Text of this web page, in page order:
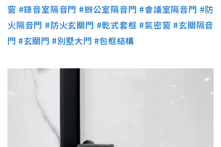
窗 #錄音室隔音門 #辦公室隔音門 #會議室隔音門 #防
火隔音門 #防火玄關門 #乾式套框 #氣密窗 #玄關隔音
門 #玄關門 #別墅大門 #包框結構